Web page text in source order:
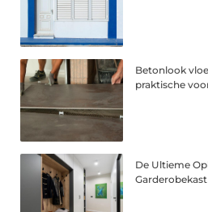
Betonlook
praktische
De Ultieme